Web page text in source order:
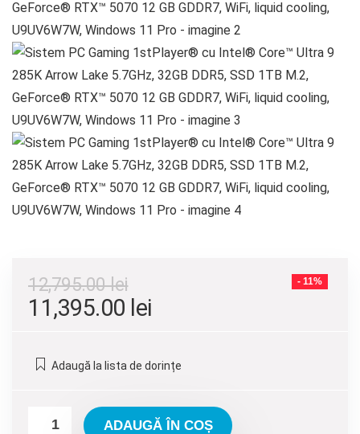
- 11%
12,795.00lei
Prețul
a
fost:
11,395.00 lei
11,395.00 lei.
Adaugă la lista de dorințe
ADAUGĂ ÎN COȘ